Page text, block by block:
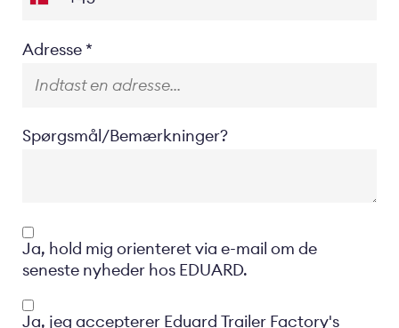
Location
Adresse
Spørgsmål/Bemærkninger?
Opt-
in
Ja, hold mig orienteret via e-mail om de
seneste nyheder hos EDUARD.
Privacyverklaring
Ja, jeg accepterer Eduard Trailer Factory's